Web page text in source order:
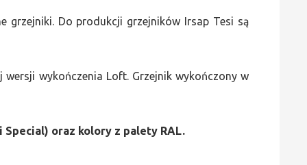
grzejniki. Do produkcji grzejników Irsap Tesi są
wykończenia Loft. Grzejnik wykończony w
oraz kolory z palety RAL.